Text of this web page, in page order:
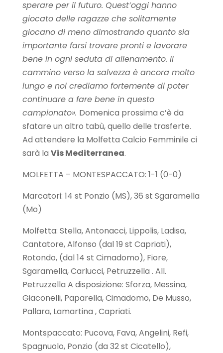
sperare per il futuro. Quest’oggi hanno
giocato delle ragazze che solitamente
giocano di meno dimostrando quanto sia
importante farsi trovare pronti e lavorare
bene in ogni seduta di allenamento. Il
cammino verso la salvezza è ancora molto
lungo e noi crediamo fortemente di poter
continuare a fare bene in questo
campionato». Domenica prossima c’è da
sfatare un altro tabù, quello delle trasferte.
Ad attendere la Molfetta Calcio Femminile ci
sarà la Vis Mediterranea.
MOLFETTA – MONTESPACCATO: 1-1 (0-0)
Marcatori: 14 st Ponzio (MS), 36 st Sgaramella
(Mo)
Molfetta: Stella, Antonacci, Lippolis, Ladisa,
Cantatore, Alfonso (dal 19 st Capriati),
Rotondo, (dal 14 st Cimadomo), Fiore,
Sgaramella, Carlucci, Petruzzella . All.
Petruzzella A disposizione: Sforza, Messina,
Giaconelli, Paparella, Cimadomo, De Musso,
Pallara, Lamartina , Capriati.
Montspaccato: Pucova, Fava, Angelini, Refi,
Spagnuolo, Ponzio (da 32 st Cicatello),